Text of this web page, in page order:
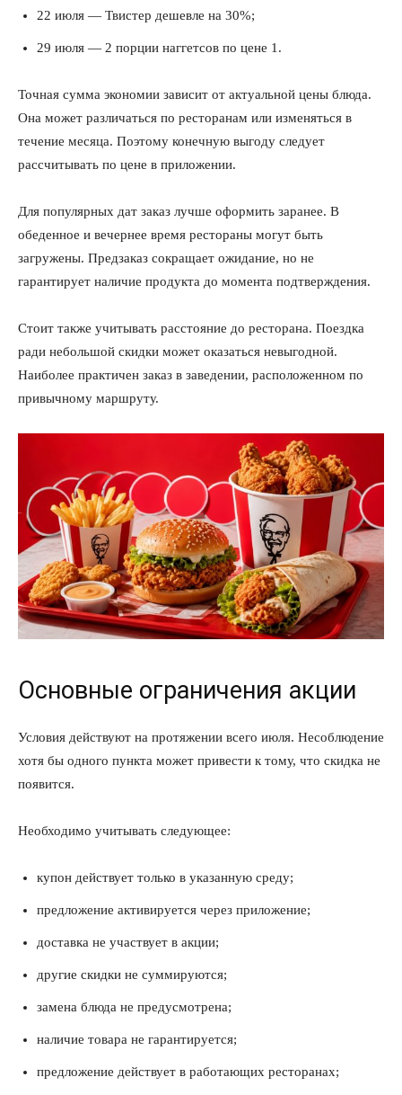
22 июля — Твистер дешевле на 30%;
29 июля — 2 порции наггетсов по цене 1.
Точная сумма экономии зависит от актуальной цены блюда.
Она может различаться по ресторанам или изменяться в
течение месяца. Поэтому конечную выгоду следует
рассчитывать по цене в приложении.
Для популярных дат заказ лучше оформить заранее. В
обеденное и вечернее время рестораны могут быть
загружены. Предзаказ сокращает ожидание, но не
гарантирует наличие продукта до момента подтверждения.
Стоит также учитывать расстояние до ресторана. Поездка
ради небольшой скидки может оказаться невыгодной.
Наиболее практичен заказ в заведении, расположенном по
привычному маршруту.
Основные ограничения акции
Условия действуют на протяжении всего июля. Несоблюдение
хотя бы одного пункта может привести к тому, что скидка не
появится.
Необходимо учитывать следующее:
купон действует только в указанную среду;
предложение активируется через приложение;
доставка не участвует в акции;
другие скидки не суммируются;
замена блюда не предусмотрена;
наличие товара не гарантируется;
предложение действует в работающих ресторанах;